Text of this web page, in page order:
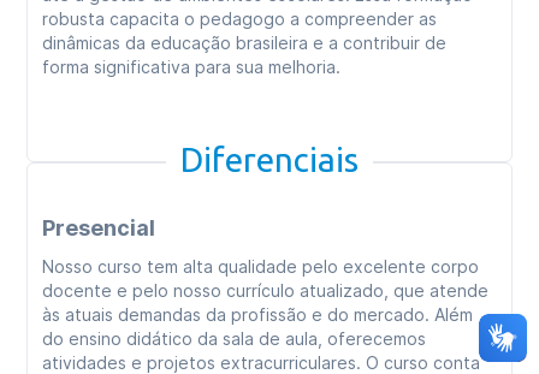
robusta capacita o pedagogo a compreender as
dinâmicas da educação brasileira e a contribuir de
forma significativa para sua melhoria.
Diferenciais
Presencial
Nosso curso tem alta qualidade pelo excelente corpo
docente e pelo nosso currículo atualizado, que atende
às atuais demandas da profissão e do mercado. Além
do ensino didático da sala de aula, oferecemos
atividades e projetos extracurriculares. O curso conta